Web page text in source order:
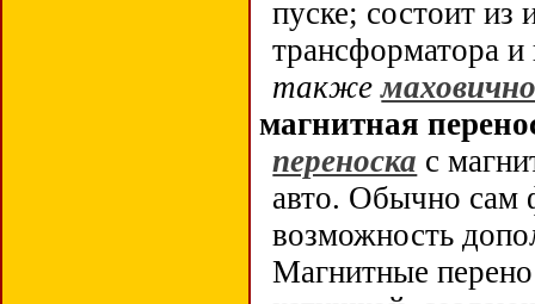
пуске; состоит из
трансформатора
также
магнитная
переноска с
авто. Обычно сам
возможность
Магнитные